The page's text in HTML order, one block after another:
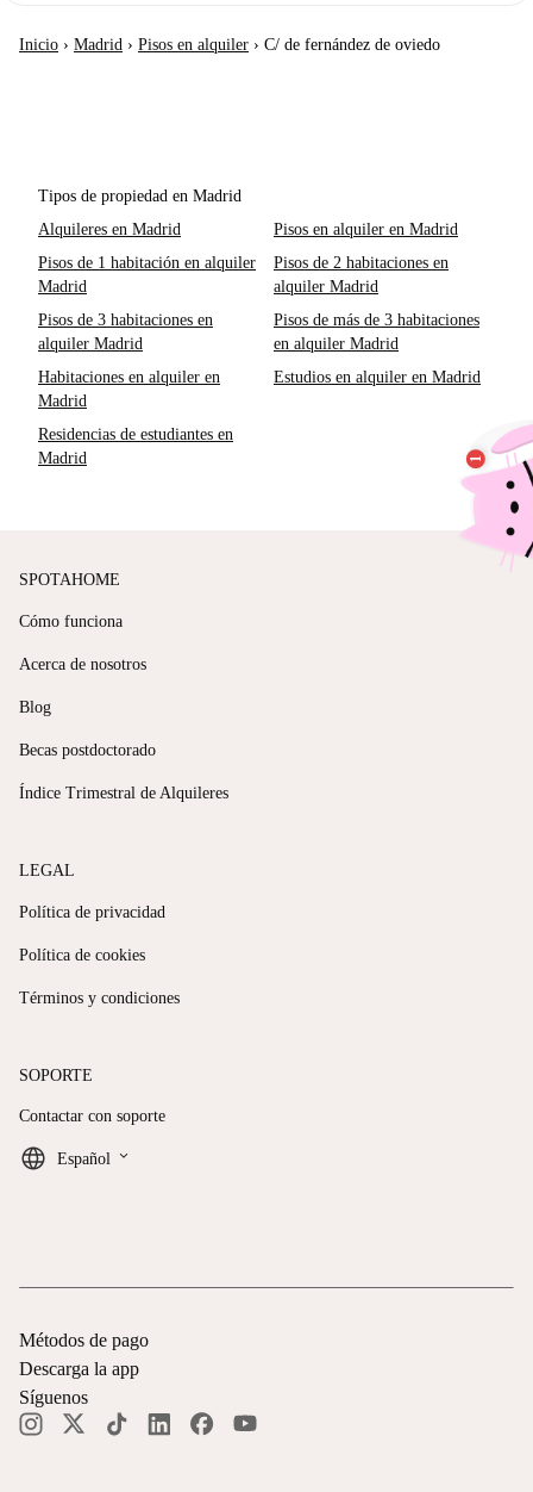
Inicio › Madrid › Pisos en alquiler › C/ de fernández de oviedo
Tipos de propiedad en Madrid
Alquileres en Madrid
Pisos en alquiler en Madrid
Pisos de 1 habitación en alquiler
Madrid
Pisos de 2 habitaciones en
alquiler Madrid
Pisos de 3 habitaciones en
alquiler Madrid
Pisos de más de 3 habitaciones
en alquiler Madrid
Habitaciones en alquiler en
Madrid
Estudios en alquiler en Madrid
Residencias de estudiantes en
Madrid
SPOTAHOME
Cómo funciona
Acerca de nosotros
Blog
Becas postdoctorado
Índice Trimestral de Alquileres
LEGAL
Política de privacidad
Política de cookies
Términos y condiciones
SOPORTE
Contactar con soporte
Español keyboard_arrow_down
Métodos de pago
Descarga la app
Síguenos